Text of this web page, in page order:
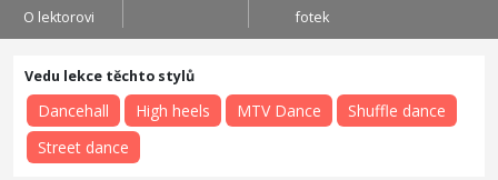
O lektorovi fotek
Dancehall High heels MTV Dance
Shuffle dance
Street dance